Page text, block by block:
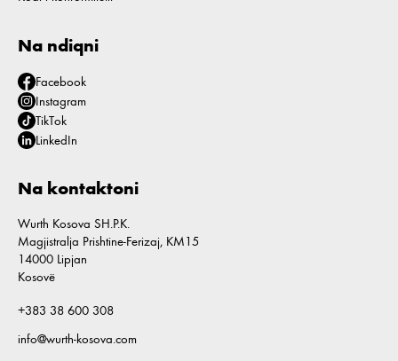
Na ndiqni
Facebook
Instagram
TikTok
LinkedIn
Na kontaktoni
Wurth Kosova SH.P.K.
Magjistralja Prishtine-Ferizaj, KM15
14000 Lipjan
Kosovë
+383 38 600 308
info@wurth-kosova.com